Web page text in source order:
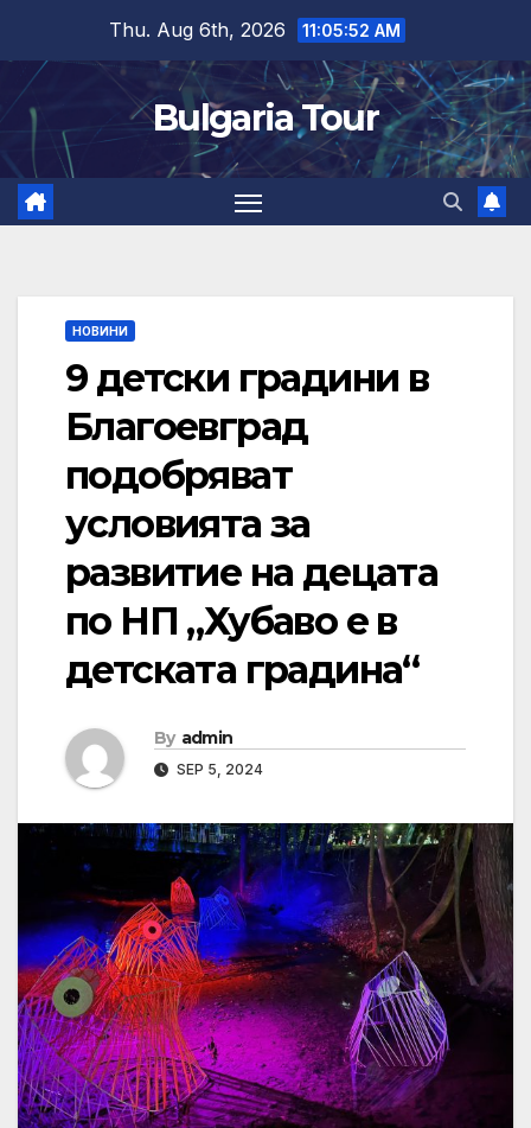
content
Thu. Aug 6th, 2026 11:05:53 AM
Bulgaria Tour
НОВИНИ
9 детски градини в
Благоевград
подобряват
условията за
развитие на децата
по НП „Хубаво е в
детската градина“
By admin
SEP 5, 2024